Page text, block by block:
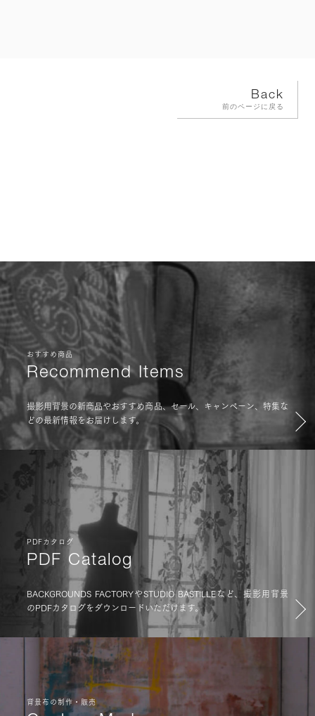
Back
前のページに戻る
おすすめ商品
Recommend Items
撮影用背景の新商品やおすすめ商品、セール、キャンペーン、特集な
どの最新情報をお届けします。
PDFカタログ
PDF Catalog
BACKGROUNDS FACTORYやSTUDIO BASTILLEなど、撮影用背景
のPDFカタログをダウンロードいただけます。
背景布の制作・販売